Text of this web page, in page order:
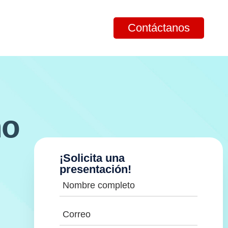
Contáctanos
¡Solicita una
presentación!